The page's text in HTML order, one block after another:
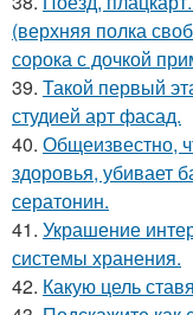
(верхняя полка
сорока с дочкой
39. Такой первый
студией арт фасад.
40. Общеизвестно,
здоровья, убивает
сератонин.
41. Украшение
системы хранения.
42. Какую цель